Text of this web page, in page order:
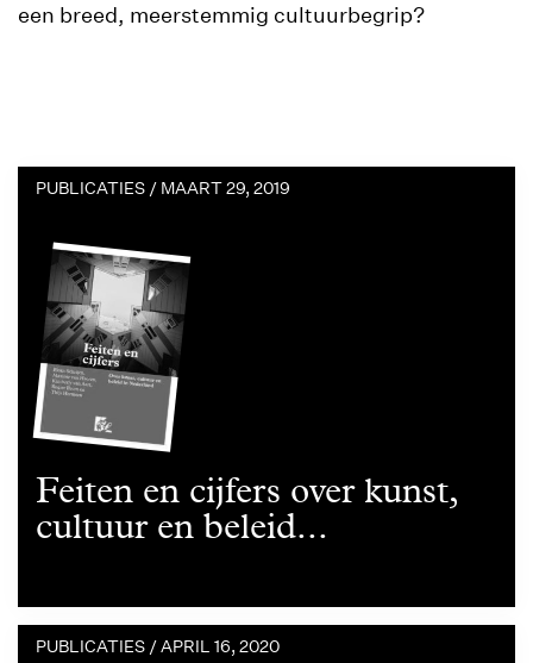
een breed, meerstemmig cultuurbegrip?
Feiten en cijfers over kunst,
cultuur en beleid...
PUBLICATIES / MAART 29, 2019
PUBLICATIES /APRIL 16, 2020